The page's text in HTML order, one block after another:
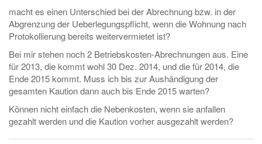
macht es einen Unterschied bei der Abrechnung bzw. in der
Abgrenzung der Ueberlegungspflicht, wenn die Wohnung nach
Protokollierung bereits weitervermietet ist?
Bei mir stehen noch 2 Betriebskosten-Abrechnungen aus. Eine
für 2013, die kommt wohl 30 Dez. 2014, und die für 2014, die
Ende 2015 kommt. Muss ich bis zur Aushändigung der
gesamten Kaution dann auch bis Ende 2015 warten?
Können nicht einfach die Nebenkosten, wenn sie anfallen
gezahlt werden und die Kaution vorher ausgezahlt werden?